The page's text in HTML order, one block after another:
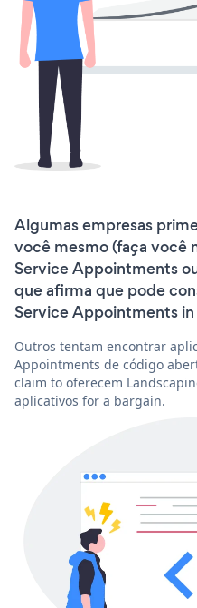
Algumas empresas
você mesmo (faça você
Service Appointments
que afirma que pode
Service Appointments in
Outros tentam encontrar
Appointments de código
claim to oferecem
aplicativos for a bargain.